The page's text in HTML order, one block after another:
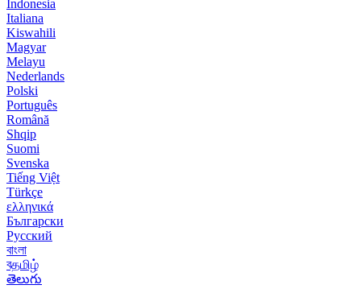
Indonesia
Italiana
Kiswahili
Magyar
Melayu
Nederlands
Polski
Português
Română
Shqip
Suomi
Svenska
Tiếng Việt
Türkçe
ελληνικά
Български
Русский
বাংলা
বதமிழ்
తెలుగు